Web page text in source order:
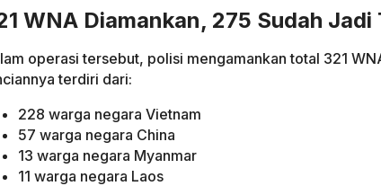
WNA Diamankan, 275 Sudah Jadi
operasi tersebut, polisi mengamankan total 321
terdiri dari:
228 warga negara Vietnam
57 warga negara China
13 warga negara Myanmar
11 warga negara Laos